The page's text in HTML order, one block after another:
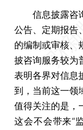
信息披露咨询
公告、定期报告
的编制或审核、
披咨询服务较为
表明各界对信息
到，当前这一领
值得关注的是，
这会不会带来“